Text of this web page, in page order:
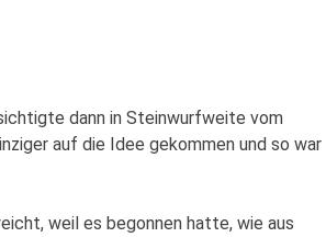
dann in Steinwurfweite vom
auf die Idee gekommen und so war
weil es begonnen hatte, wie aus